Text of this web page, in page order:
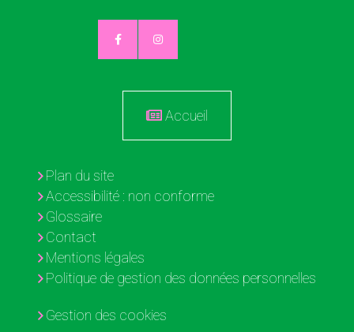
Accueil
Plan du site
Accessibilité : non conforme
Glossaire
Contact
Mentions légales
Politique de gestion des données personnelles
Gestion des cookies